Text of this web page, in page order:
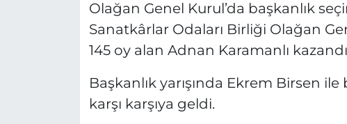
Olağan Genel Kurul’da başkanlık
Sanatkârlar Odaları Birliği Olağan
145 oy alan Adnan Karamanlı
Başkanlık yarışında Ekrem Birsen
karşı karşıya geldi.